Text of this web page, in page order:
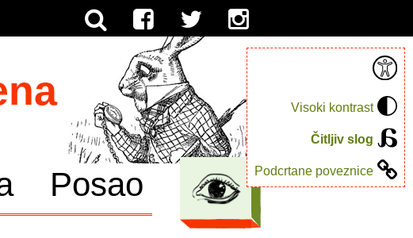
Visoki kontrast
Čitljiv slog
Podcrtane poveznice
Posao